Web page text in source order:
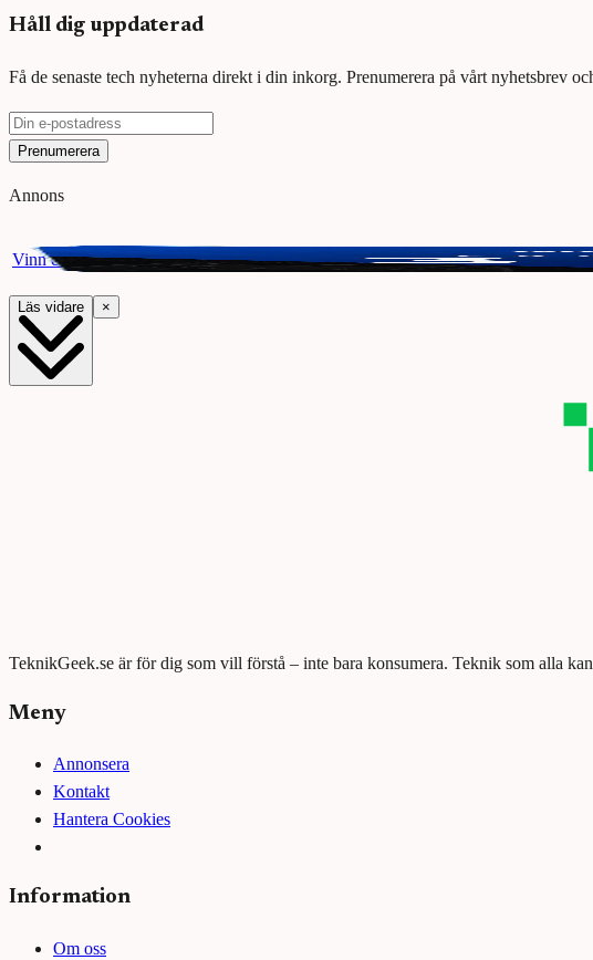
Håll dig uppdaterad
Få de senaste tech nyheterna direkt i din inkorg. Prenumerera på vårt nyhetsbrev
Prenumerera
Annons
Vinn ett presentkort på Webhallen. Delta i vår giveaway för chansen att vinna
Läs vidare ×
TeknikGeek.se är för dig som vill förstå – inte bara konsumera. Teknik som alla
Meny
Annonsera
Kontakt
Hantera Cookies
Information
Om oss